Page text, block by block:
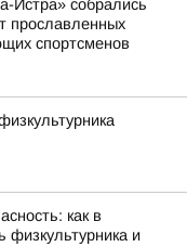
Истра» собрались
прославленных
спортсменов
как в
и